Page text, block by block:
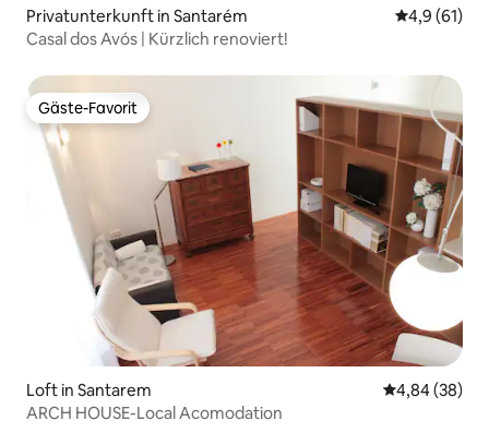
Privatunterkunft in Santarém
4,9 (61)
Casal dos Avós | Kürzlich renoviert!
Gäste-Favorit
Gäste-Favorit
Loft in Santarem
4,84 (38)
ARCH HOUSE-Local Acomodation